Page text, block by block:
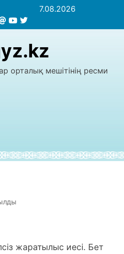
7.08.2026
орталық мешітінің ресми
жаратылыс иесі. Бет